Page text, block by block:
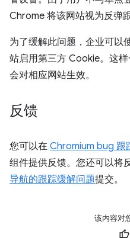
Chrome 将该网站视为反弹跟
为了缓解此问题，企业可以
站启用第三方 Cookie。这
会对相应网站生效。
反馈
您可以在 Chromium bug 跟
组件提供反馈。您还可以将
导航的跟踪缓解问题提交。
该内容对